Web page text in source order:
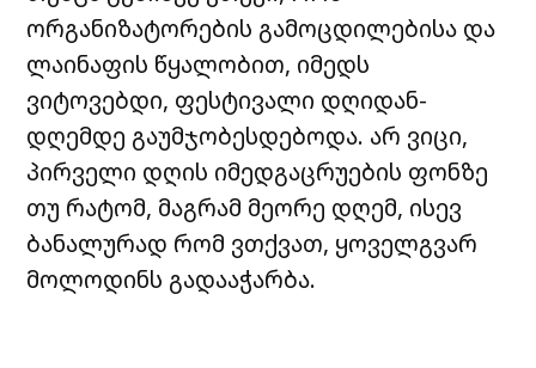
ორგანიზატორების გამოცდილებისა და
ლაინაფის წყალობით, იმედს
ვიტოვებდი, ფესტივალი დღიდან-
დღემდე გაუმჯობესდებოდა. არ ვიცი,
პირველი დღის იმედგაცრუების ფონზე
თუ რატომ, მაგრამ მეორე დღემ, ისევ
ბანალურად რომ ვთქვათ, ყოველგვარ
მოლოდინს გადააჭარბა.